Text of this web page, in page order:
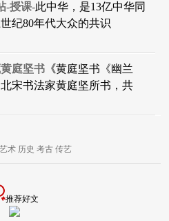
-授课-此中华，是13亿中华同
纪80年代大众的共识
庭坚书《黄庭坚书《幽兰
宋书法家黄庭坚所书，共
艺术 历史 考古 传艺
推荐好文